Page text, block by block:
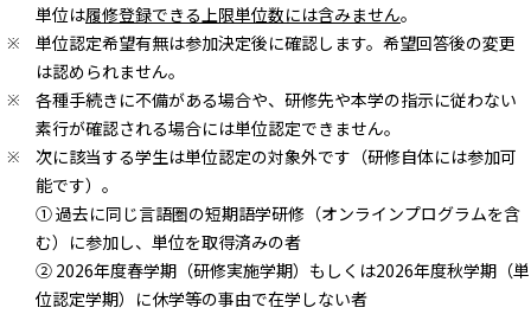
単位は履修登録できる上限単位数には含みません。
単位認定希望有無は参加決定後に確認します。希望回答後の変更
は認められません。
各種手続きに不備がある場合や、研修先や本学の指示に従わない
素行が確認される場合には単位認定できません。
次に該当する学生は単位認定の対象外です（研修自体には参加可
能です）。
① 過去に同じ言語圏の短期語学研修（オンラインプログラムを含
む）に参加し、単位を取得済みの者
② 2026年度春学期（研修実施学期）もしくは2026年度秋学期（単
位認定学期）に休学等の事由で在学しない者